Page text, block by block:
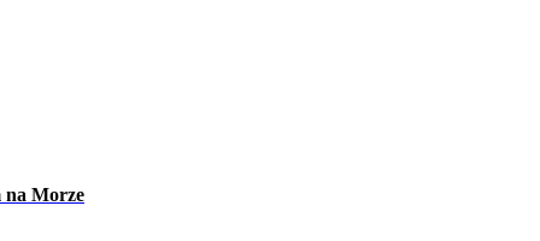
na Morze